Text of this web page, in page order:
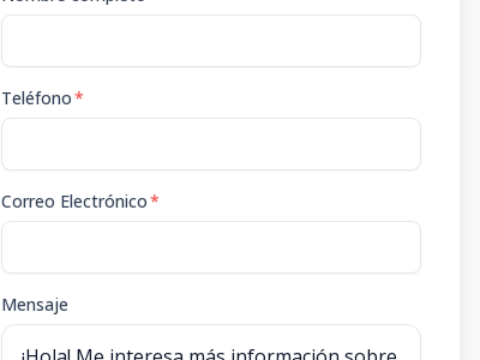
Teléfono*
Correo Electrónico*
Mensaje